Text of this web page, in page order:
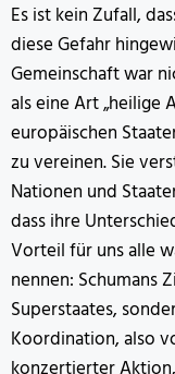
Es ist kein Zufall,
diese Gefahr
Gemeinschaft war
als eine Art „heilige
europäischen
zu vereinen. Sie
Nationen und
dass ihre
Vorteil für uns alle
nennen: Schumans
Superstaates,
Koordination, also